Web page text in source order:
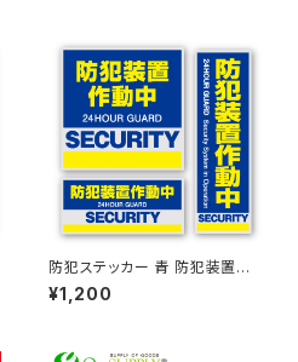
防犯ステッカー 青 防犯装置作
動中 OS-182 オンサプライ(On
SUPPLY)
¥1,200